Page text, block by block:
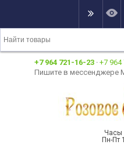
+7 964 721-16-23 · +7 964
Пишите в мессенджере
Часы
Пн-Пт